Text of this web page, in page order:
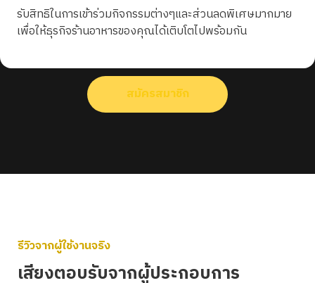
รับสิทธิในการเข้าร่วมกิจกรรมต่างๆและส่วนลดพิเศษมากมาย
เพื่อให้ธุรกิจร้านอาหารของคุณได้เติบโตไปพร้อมกัน
สมัครสมาชิก
รีวิวจากผู้ใช้งานจริง
เสียงตอบรับจากผู้ประกอบการ